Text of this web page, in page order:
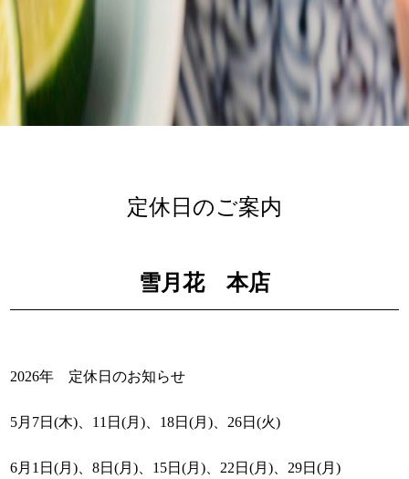
定休日のご案内
雪月花 本店
2026年 定休日のお知らせ
5月7日(木)、11日(月)、18日(月)、26日(火)
6月1日(月)、8日(月)、15日(月)、22日(月)、29日(月)